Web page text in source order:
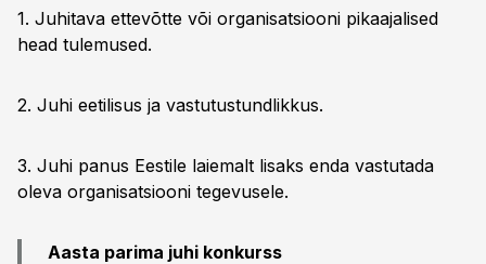
1. Juhitava ettevõtte või organisatsiooni pikaajalised
head tulemused.
2. Juhi eetilisus ja vastutustundlikkus.
3. Juhi panus Eestile laiemalt lisaks enda vastutada
oleva organisatsiooni tegevusele.
Aasta parima juhi konkurss